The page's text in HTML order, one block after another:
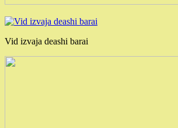
Vid izvaja deashi barai